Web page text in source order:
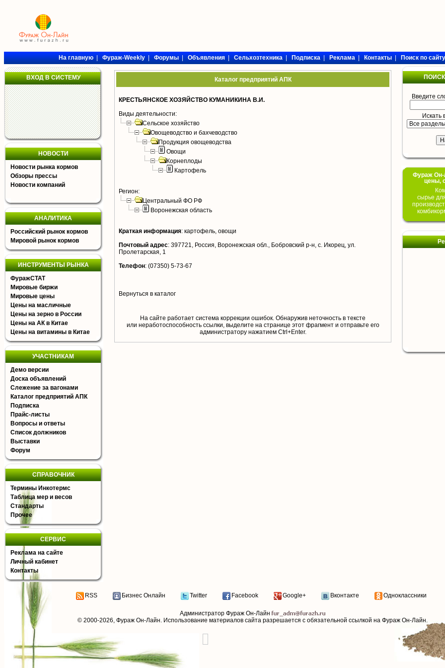
На главную|Фураж-Weekly|Форумы|Объявления|Сельхозтехника|Подписка|Реклама|Контакты|Поиск по сайту
ВХОД В СИСТЕМУ
НОВОСТИ
Новости рынка кормов
Обзоры прессы
Новости компаний
АНАЛИТИКА
Российский рынок кормов
Мировой рынок кормов
ИНСТРУМЕНТЫ РЫНКА
ФуражСТАТ
Мировые биржи
Мировые цены
Цены на масличные
Цены на зерно в России
Цены на АК в Китае
Цены на витамины в Китае
УЧАСТНИКАМ
Демо версии
Доска объявлений
Слежение за вагонами
Каталог предприятий АПК
Подписка
Прайс-листы
Вопросы и ответы
Список должников
Выставки
Форум
СПРАВОЧНИК
Термины Инкотермс
Таблица мер и весов
Стандарты
Прочее
СЕРВИС
Реклама на сайте
Личный кабинет
Контакты
Каталог предприятий АПК
КРЕСТЬЯНСКОЕ ХОЗЯЙСТВО КУМАНИКИНА В.И.
Виды деятельности:
Сельское хозяйство
Овощеводство и бахчеводство
Продукция овощеводства
Овощи
Корнеплоды
Картофель
Регион:
Центральный ФО РФ
Воронежская область
Краткая информация: картофель, овощи
Почтовый адрес: 397721, Россия, Воронежская обл., Бобровский р-н, с. Икорец, ул.
Пролетарская, 1
Телефон: (07350) 5-73-67
Вернуться в каталог
На сайте работает система коррекции ошибок. Обнаружив неточность в тексте
или неработоспособность ссылки, выделите на странице этот фрагмент и отправьте его
aдминистратору нажатием Ctrl+Enter.
Введите
Искать
Фураж Он-
цены,
сырье
RSS Бизнес Онлайн Twitter Facebook Google+ Вконтакте Одноклассники
Администратор Фураж Он-Лайн
© 2000-2026, Фураж Он-Лайн. Использование материалов сайта разрешается с обязательной ссылкой на Фураж Он-Лайн.